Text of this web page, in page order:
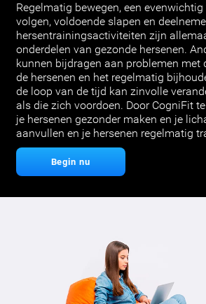
Regelmatig bewegen, een
volgen, voldoende slapen en
hersentrainingsactiviteiten zijn
onderdelen van gezonde hersenen.
kunnen bijdragen aan problemen met
de hersenen en het regelmatig
de loop van de tijd kan zinvolle
als die zich voordoen. Door CogniFit
je hersenen gezonder maken en je
aanvullen en je hersenen regelmatig
Begin nu